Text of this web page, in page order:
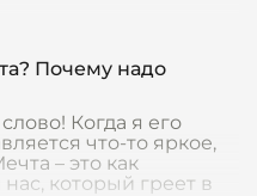
Почему надо
Когда я его
что-то яркое,
– это как
который греет в